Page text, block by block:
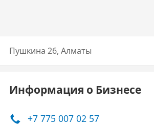
Пушкина 26, Алматы
Информация о Бизнесе
+7 775 007 02 57